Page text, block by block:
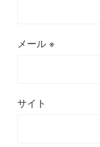
メール ※
サイト